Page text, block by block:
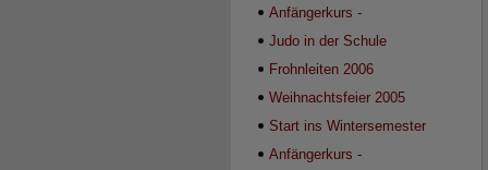
Meisterschaften U15 2005
Anfängerkurs -
Sommersemester 2006
Judo in der Schule
Frohnleiten 2006
Weihnachtsfeier 2005
Start ins Wintersemester
2005/2006
Anfängerkurs -